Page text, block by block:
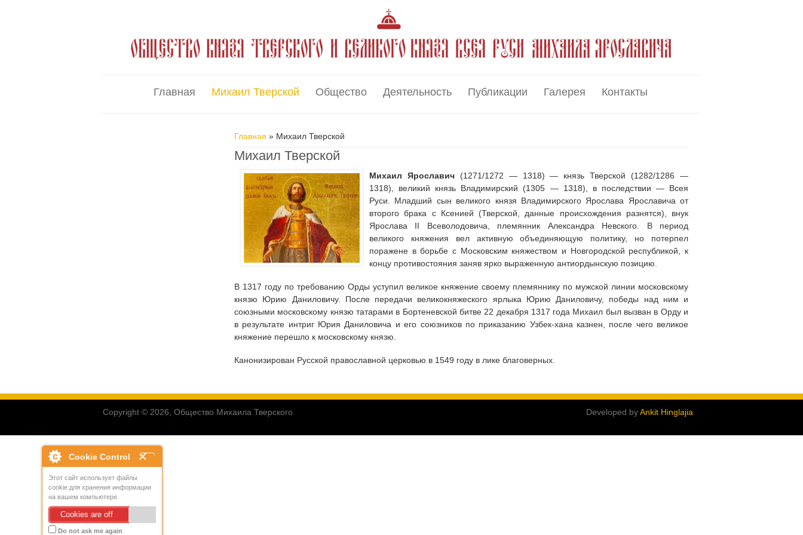
Cookie Control
Этот сайт использует файлы
cookie для хранения информации
на вашем компьютере.
Cookies are off
Do not ask me again
Главная Михаил Тверской Общество Деятельность Публикации Галерея Контакты
Вы здесь
Главная » Михаил Тверской
Михаил Тверской
Михаил Ярославич(1271/1272 — 1318) — князь Тверской (1282/1286 —
1318), великий князь Владимирский (1305 — 1318), в последствии — Всея
Руси. Младший сын великого князя Владимирского Ярослава Ярославича от
второго брака с Ксенией (Тверской, данные происхождения разнятся), внук
Ярослава II Всеволодовича, племянник Александра Невского. В период
великого княжения вел активную объединяющую политику, но потерпел
поражене в борьбе с Московским княжеством и Новгородской республикой, к
концу противостояния заняв ярко выраженную антиордынскую позицию.
В 1317 году по требованию Орды уступил великое княжение своему племяннику по мужской линии московскому
князю Юрию Даниловичу. После передачи великокняжеского ярлыка Юрию Даниловичу, победы над ним и
союзными московскому князю татарами в Бортеневской битве 22 декабря 1317 года Михаил был вызван в Орду и
в результате интриг Юрия Даниловича и его союзников по приказанию Узбек-хана казнен, после чего великое
княжение перешло к московскому князю.
Канонизирован Русской православной церковью в 1549 году в лике благоверных.
Copyright © 2026, Общество Михаила Тверского Developed byAnkit Hinglajia